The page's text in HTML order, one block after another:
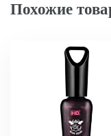
Похожие